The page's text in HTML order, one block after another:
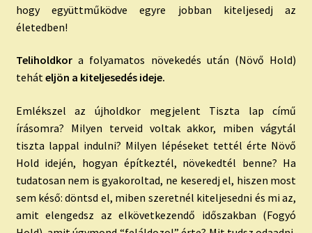
hogy együttműködve egyre jobban kiteljesedj az
életedben!
Teliholdkora folyamatos növekedés után (Növő Hold)
teháteljön a kiteljesedés ideje.
Emlékszel az újholdkor megjelent Tiszta lap című
írásomra? Milyen terveid voltak akkor, miben vágytál
tiszta lappal indulni? Milyen lépéseket tettél érte Növő
Hold idején, hogyan építkeztél, növekedtél benne? Ha
tudatosan nem is gyakoroltad, ne keseredj el, hiszen most
sem késő: döntsd el, miben szeretnél kiteljesedni és mi az,
amit elengedsz az elkövetkezendő időszakban (Fogyó